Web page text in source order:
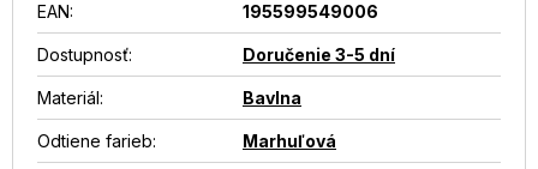
EAN: 195599549006
Dostupnosť: Doručenie 3-5 dní
Materiál: Bavlna
Odtiene farieb: Marhuľová